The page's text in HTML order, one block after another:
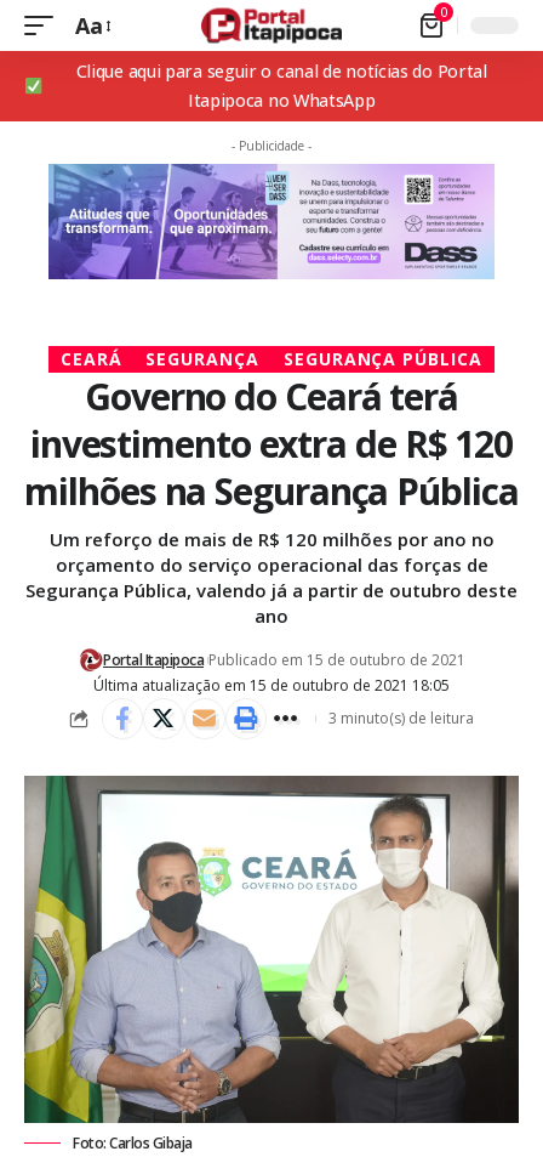
Aa 0
Clique aqui para seguir o canal de notícias do Portal
Itapipoca no WhatsApp
- Publicidade -
CEARÁ SEGURANÇA SEGURANÇA PÚBLICA
Governo do Ceará terá
investimento extra de R$ 120
milhões na Segurança Pública
Um reforço de mais de R$ 120 milhões por ano no
orçamento do serviço operacional das forças de
Segurança Pública, valendo já a partir de outubro deste
ano
Última atualização em 15 de outubro de 2021 18:05
Portal Itapipoca Publicado em 15 de outubro de 2021
3 minuto(s) de leitura
Foto: Carlos Gibaja